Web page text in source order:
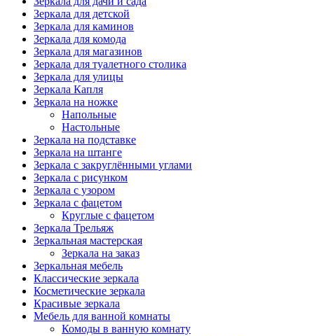
Зеркала для детской
Зеркала для каминов
Зеркала для комода
Зеркала для магазинов
Зеркала для туалетного столика
Зеркала для улицы
Зеркала Капля
Зеркала на ножке
Напольные
Настольные
Зеркала на подставке
Зеркала на штанге
Зеркала с закруглёнными углами
Зеркала с рисунком
Зеркала с узором
Зеркала с фацетом
Круглые с фацетом
Зеркала Трельяж
Зеркальная мастерская
Зеркала на заказ
Зеркальная мебель
Классические зеркала
Косметические зеркала
Красивые зеркала
Мебель для ванной комнаты
Комоды в ванную комнату